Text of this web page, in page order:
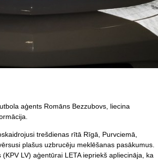
aģents Romāns Bezzubovs, liecina
trešdienas rītā Rīgā, Purvciemā,
plašus uzbrucēju meklēšanas pasākumus.
LV) aģentūrai LETA iepriekš apliecināja, ka